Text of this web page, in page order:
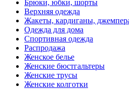
Брюки, юбки, шорты
Верхняя одежда
Жакеты, кардиганы,
Одежда для дома
Спортивная одежда
Распродажа
Женское белье
Женские бюстгальтеры
Женские трусы
Женские колготки